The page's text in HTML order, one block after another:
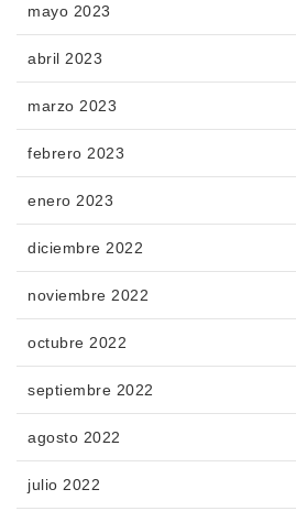
mayo 2023
abril 2023
marzo 2023
febrero 2023
enero 2023
diciembre 2022
noviembre 2022
octubre 2022
septiembre 2022
agosto 2022
julio 2022